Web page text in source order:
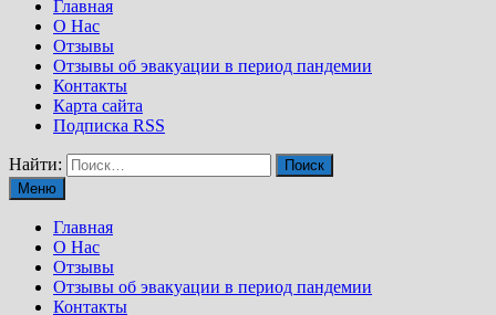
Главная
О Нас
Отзывы
Отзывы об эвакуации в период пандемии
Контакты
Карта сайта
Подписка RSS
Найти:
Меню
Главная
О Нас
Отзывы
Отзывы об эвакуации в период пандемии
Контакты